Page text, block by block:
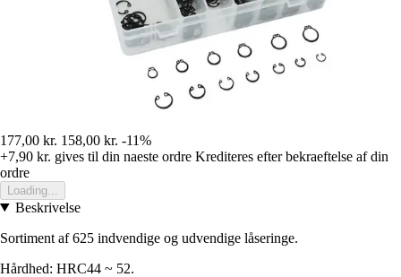
177,00 kr. 158,00 kr. -11%
+7,90 kr. gives til din naeste ordre Krediteres efter bekraeftelse af din
ordre
Loading...
Beskrivelse
Sortiment af 625 indvendige og udvendige låseringe.
Hårdhed: HRC44 ~ 52.